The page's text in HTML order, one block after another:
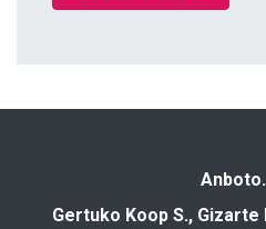
Gertuko Koop S.,